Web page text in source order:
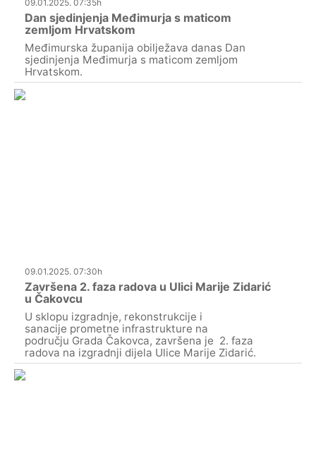
09.01.2025. 07:35h
Dan sjedinjenja Međimurja s maticom
zemljom Hrvatskom
Međimurska županija obilježava danas Dan
sjedinjenja Međimurja s maticom zemljom
Hrvatskom.
09.01.2025. 07:30h
Završena 2. faza radova u Ulici Marije Zidarić
u Čakovcu
U sklopu izgradnje, rekonstrukcije i
sanacije prometne infrastrukture na
području Grada Čakovca, završena je 2. faza
radova na izgradnji dijela Ulice Marije Zidarić.